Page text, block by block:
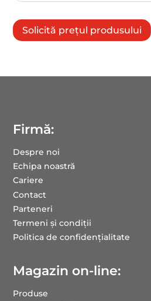
Solicită prețul produsului
Firmă:
Despre noi
Echipa noastră
Cariere
Contact
Parteneri
Termeni și condiții
Politica de confidențialitate
Magazin on-line:
Produse